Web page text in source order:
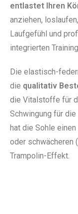
entlastet Ihren
anziehen,
Laufgefühl und
integrierten Training.
Die elastisch-
die qualitativ
die Vitalstoffe für
Schwingung für
hat die Sohle
oder schwächeren
Trampolin-Effekt.